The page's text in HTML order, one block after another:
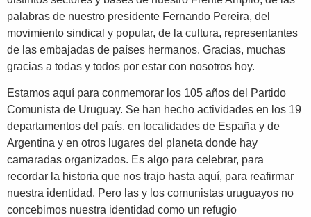
palabras de nuestro presidente Fernando Pereira, del
movimiento sindical y popular, de la cultura, representantes
de las embajadas de países hermanos. Gracias, muchas
gracias a todas y todos por estar con nosotros hoy.
Estamos aquí para conmemorar los 105 años del Partido
Comunista de Uruguay. Se han hecho actividades en los 19
departamentos del país, en localidades de España y de
Argentina y en otros lugares del planeta donde hay
camaradas organizados. Es algo para celebrar, para
recordar la historia que nos trajo hasta aquí, para reafirmar
nuestra identidad. Pero las y los comunistas uruguayos no
concebimos nuestra identidad como un refugio